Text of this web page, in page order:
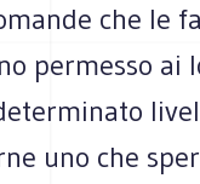
che le
permesso ai
uno che